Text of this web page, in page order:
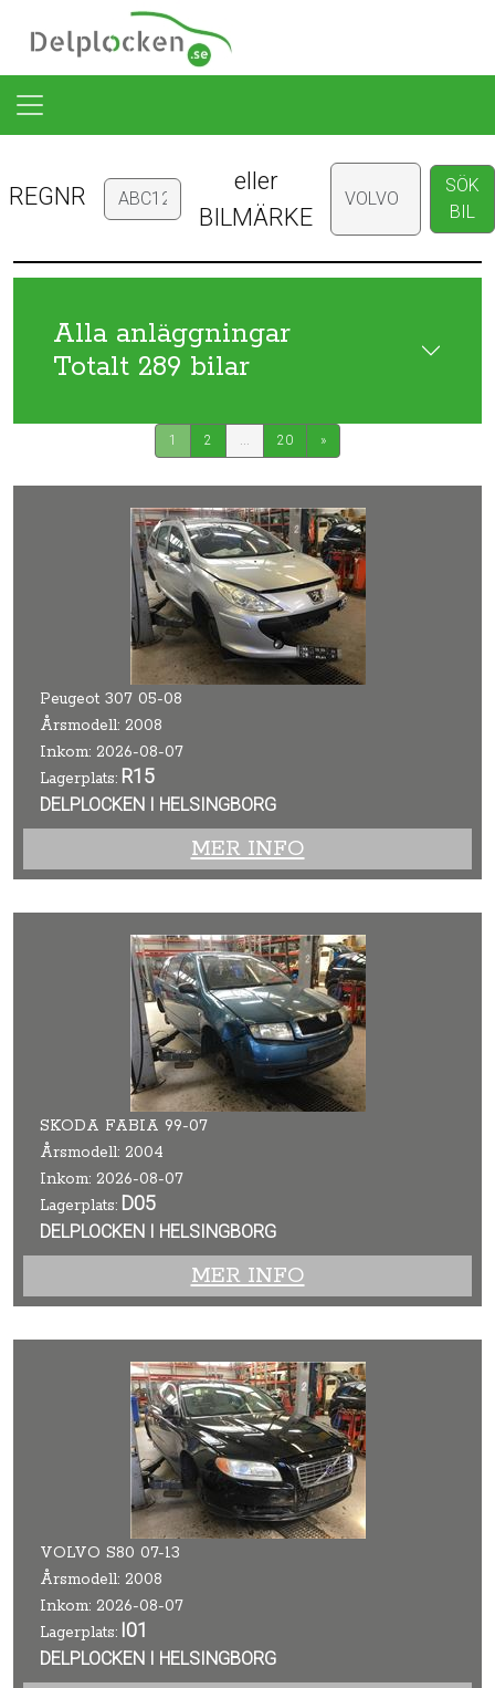
REGNR
eller
BILMÄRKE
SÖK
BIL
Alla anläggningar
Totalt 289 bilar
1 2 ... 20 »
Peugeot 307 05-08
Årsmodell: 2008
Inkom: 2026-08-07
Lagerplats: R15
DELPLOCKEN I HELSINGBORG
MER INFO
SKODA FABIA 99-07
Årsmodell: 2004
Inkom: 2026-08-07
Lagerplats: D05
DELPLOCKEN I HELSINGBORG
MER INFO
VOLVO S80 07-13
Årsmodell: 2008
Inkom: 2026-08-07
Lagerplats: I01
DELPLOCKEN I HELSINGBORG